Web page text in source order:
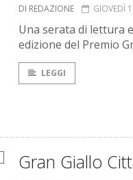
DI REDAZIONE GIOVEDÌ
Una serata di lettura
edizione del Premio
LEGGI
Gran Giallo